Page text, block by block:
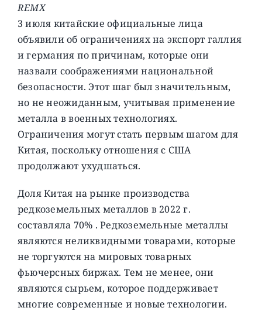
REMX
3 июля китайские официальные лица
объявили об ограничениях на экспорт галлия
и германия по причинам, которые они
назвали соображениями национальной
безопасности. Этот шаг был значительным,
но не неожиданным, учитывая применение
металла в военных технологиях.
Ограничения могут стать первым шагом для
Китая, поскольку отношения с США
продолжают ухудшаться.
Доля Китая на рынке производства
редкоземельных металлов в 2022 г.
составляла 70% . Редкоземельные металлы
являются неликвидными товарами, которые
не торгуются на мировых товарных
фьючерсных биржах. Тем не менее, они
являются сырьем, которое поддерживает
многие современные и новые технологии.